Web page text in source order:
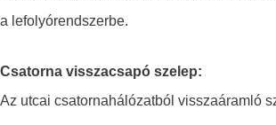
a lefolyórendszerbe.
Csatorna visszacsapó szelep:
Az utcai csatornahálózatból visszaáramló